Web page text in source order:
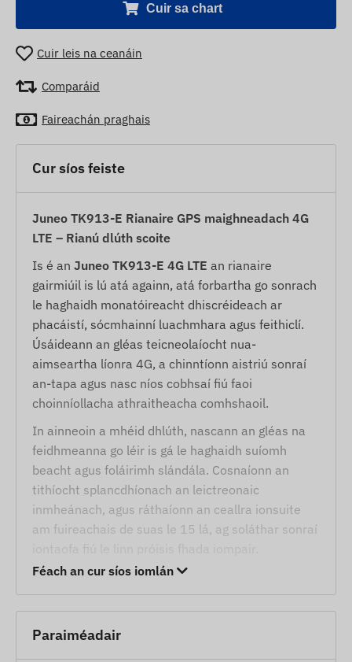
Cuir sa chart
Cuir leis na ceanáin
Comparáid
Faireachán praghais
Cur síos feiste
Juneo TK913-E Rianaire GPS maighneadach 4G
LTE – Rianú dlúth scoite
Is é an Juneo TK913-E 4G LTE an rianaire
gairmiúil is lú atá againn, atá forbartha go sonrach
le haghaidh monatóireacht dhiscréideach ar
phacáistí, sócmhainní luachmhara agus feithiclí.
Úsáideann an gléas teicneolaíocht nua-
aimseartha líonra 4G, a chinntíonn aistriú sonraí
an-tapa agus nasc níos cobhsaí fiú faoi
choinníollacha athraitheacha comhshaoil.
In ainneoin a mhéid dhlúth, nascann an gléas na
feidhmeanna go léir is gá le haghaidh suíomh
beacht agus foláirimh slándála. Cosnaíonn an
tithíocht splancdhíonach an leictreonaic
inmheánach, agus ráthaíonn an ceallra ionsuite
am fuireachais de suas le 15 lá, ag soláthar sonraí
Seirbhísí, gnéithe
Comhoibriú le córais satailíte iolracha (GPS,
BEIDOU) ar mhaithe le hardchruinneas
Cumarsáid thapa ar líonraí GSM 4G LTE agus 2G
Féach an cur síos iomlán
Paraiméadair